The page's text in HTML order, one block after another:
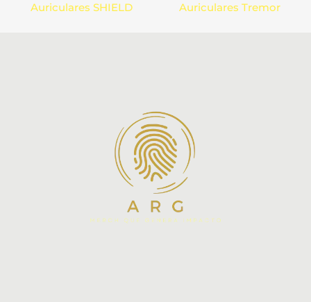
Auriculares SHIELD Auriculares Tremor